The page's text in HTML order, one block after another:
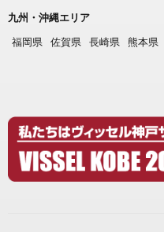
九州・沖縄エリア
福岡県
佐賀県 長崎県 熊本県